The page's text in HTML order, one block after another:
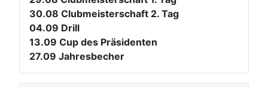
30.08 Clubmeisterschaft 2. Tag
04.09 Drill
13.09 Cup des Präsidenten
27.09 Jahresbecher